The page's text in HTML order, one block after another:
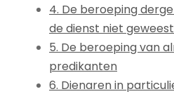
4. De beroeping
de dienst niet
5. De beroeping van
predikanten
6. Dienaren in